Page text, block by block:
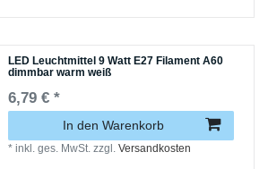
LED Leuchtmittel 9 Watt E27 Filament A60
dimmbar warm weiß
6,79 € *
In den Warenkorb
*inkl. ges. MwSt. zzgl.Versandkosten